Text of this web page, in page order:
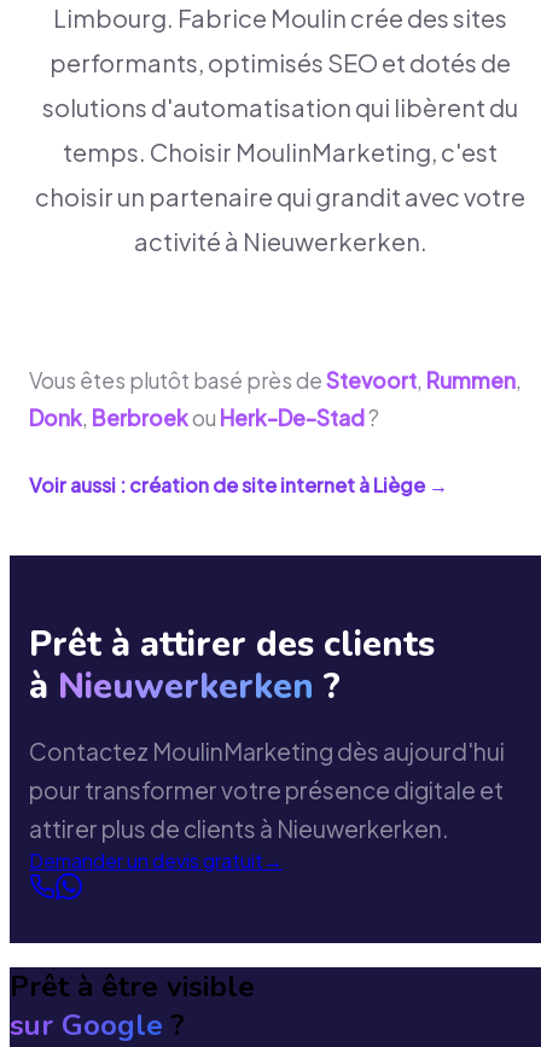
Limbourg. Fabrice Moulin crée des sites
performants, optimisés SEO et dotés de
solutions d'automatisation qui libèrent du
temps. Choisir MoulinMarketing, c'est
choisir un partenaire qui grandit avec votre
activité à Nieuwerkerken.
Vous êtes plutôt basé près deStevoort, Rummen,
Donk, Berbroekou Herk-De-Stad?
Voir aussi : création de site internet àLiège→
Prêt à attirer des clients
à Nieuwerkerken ?
Contactez MoulinMarketing dès aujourd'hui
pour transformer votre présence digitale et
attirer plus de clients à Nieuwerkerken.
Demander un devis gratuit→
Prêt à être visible
sur Google ?